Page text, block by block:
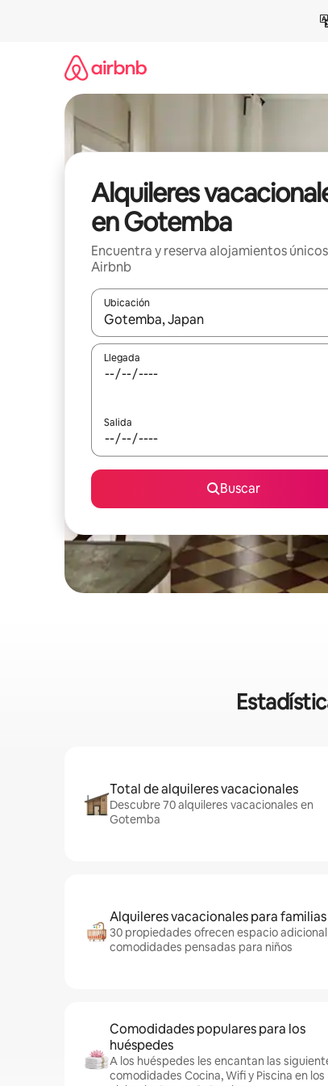
Alquileres
en Gotemba
Encuentra y reserva alojamientos
Airbnb
Ubicación
Cuando los resultados estén disponibles,
Llegada
Salida
Buscar
Total de alquileres vacacionales
Descubre 70 alquileres vacacionales en
Gotemba
Alquileres vacacionales para familias
30 propiedades ofrecen espacio
comodidades pensadas para niños
Comodidades populares para los
huéspedes
A los huéspedes les encantan las
comodidades Cocina, Wifi y Piscina en los